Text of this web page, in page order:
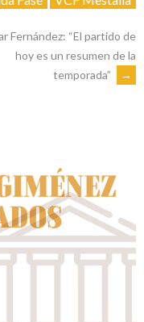
Fernández: “El partido de
hoy es un resumen de la
temporada”
→